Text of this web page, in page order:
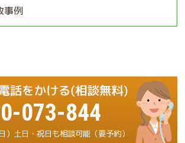
事例
073-844
土日・祝日も相談可能（要予約）